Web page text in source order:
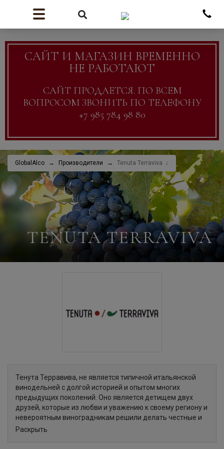
САЙТ И МАГАЗИН ВРЕМЕННО
НЕ РАБОТАЮТ
САЙТ ПРОДАЕТСЯ. ПО ВСЕМ
ВОПРОСОМ ЗВОНИТЬ ПО ТЕЛЕФОНУ
+7 985 784 98 80
GlobalAlco Производители Tenuta Terraviva
TENUTA TERRAVIVA
Тенута Терравива, не является типичной итальянской
винодельней с долгой историей и опытом многих
предыдущих поколений. Оно является детищем двух
друзей, которые из любви и уважению к своему региону и
невероятным виноградникам решили делать честные и
чистые вина из традиционных местных сортов региона.
Раскрыть